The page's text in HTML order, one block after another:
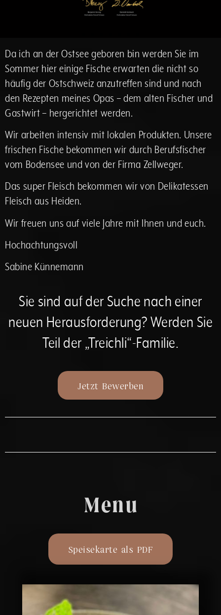
Da ich an der Ostsee geboren bin werden Sie im
Sommer hier einige Fische erwarten die nicht so
häufig der Ostschweiz anzutreffen sind und nach
den Rezepten meines Opas – dem alten Fischer und
Gastwirt – hergerichtet werden.
Wir arbeiten intensiv mit lokalen Produkten. Unsere
frischen Fische bekommen wir durch Berufsfischer
vom Bodensee und von der Firma Zellweger.
Das super Fleisch bekommen wir von Delikatessen
Fleisch aus Heiden.
Wir freuen uns auf viele Jahre mit Ihnen und euch.
Hochachtungsvoll
Sabine Künnemann
Sie sind auf der Suche nach einer
neuen Herausforderung? Werden Sie
Teil der „Treichli“-Familie.
Jetzt Bewerben
Menu
Speisekarte als PDF